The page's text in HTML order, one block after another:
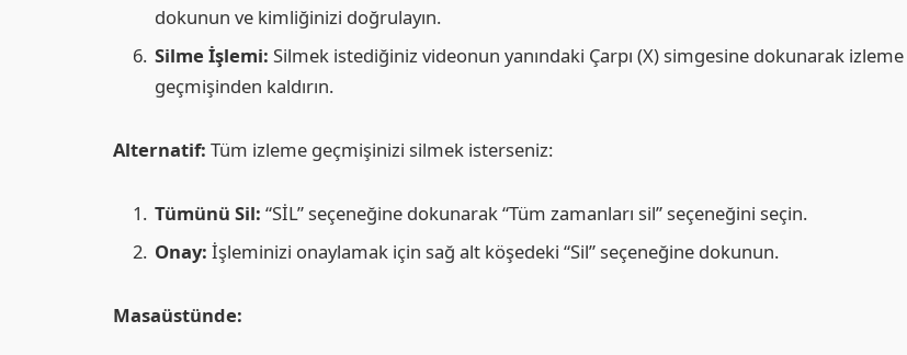
dokunun ve kimliğinizi doğrulayın.
Silme İşlemi: Silmek istediğiniz videonun yanındaki Çarpı (X) simgesine dokunarak izleme
geçmişinden kaldırın.
Alternatif: Tüm izleme geçmişinizi silmek isterseniz:
Tümünü Sil: “SİL” seçeneğine dokunarak “Tüm zamanları sil” seçeneğini seçin.
Onay: İşleminizi onaylamak için sağ alt köşedeki “Sil” seçeneğine dokunun.
Masaüstünde: